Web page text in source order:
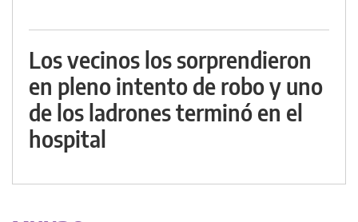
Los vecinos los sorprendieron
en pleno intento de robo y uno
de los ladrones terminó en el
hospital